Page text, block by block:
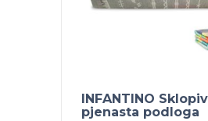
INFANTINO
pjenasta podloga